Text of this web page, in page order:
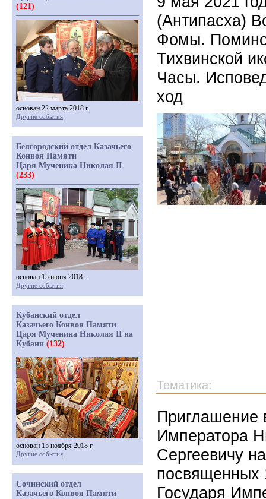
(Антипасха)
Фомы.
Тихвинской
Часы.
ход
Тематика:
Приглашение
Императора
Сергеевичу
посвященных
Государя
(121)
основан 22 марта 2018 г.
Другие события
Белгородский отдел Казачьего
Конвоя Памяти
Царя Мученика Николая II
(233)
основан 15 июня 2018 г.
Другие события
Кубанский отдел
Казачьего Конвоя Памяти
Царя Мученика Николая II на
Кубани (132)
основан 15 ноября 2018 г.
Другие события
Сочинский отдел
Казачьего Конвоя Памяти